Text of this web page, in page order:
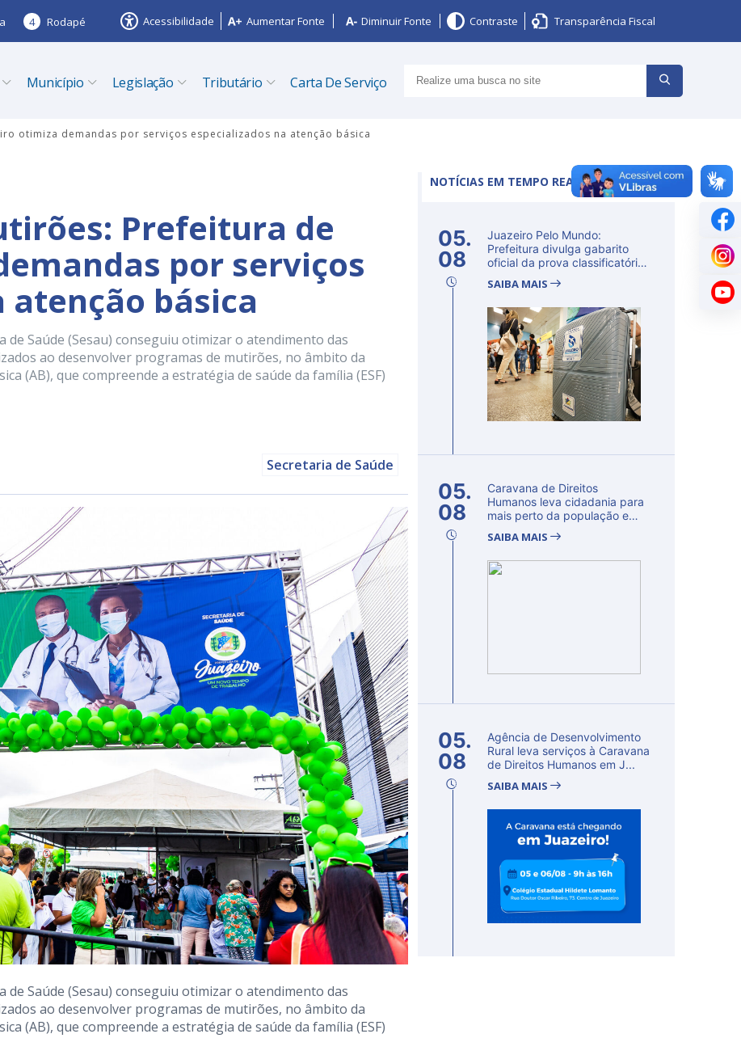
4 Rodapé Acessibilidade Aumentar Fonte Diminuir Fonte Contraste Transparência Fiscal
Município Legislação Tributário Carta De Serviço
otimiza demandas por serviços especializados na atenção básica
Prefeitura de
por serviços
atenção básica
Saúde (Sesau) conseguiu otimizar o atendimento das
ao desenvolver programas de mutirões, no âmbito da
(AB), que compreende a estratégia de saúde da família (ESF)
Secretaria de Saúde
Saúde (Sesau) conseguiu otimizar o atendimento das
ao desenvolver programas de mutirões, no âmbito da
(AB), que compreende a estratégia de saúde da família (ESF)
NOTÍCIAS EM TEMPO REAL
05.
08
Juazeiro Pelo Mundo:
Prefeitura divulga gabarito
oficial da prova classificatória
SAIBA MAIS
05.
08
Caravana de Direitos
Humanos leva cidadania para
mais perto da população e
SAIBA MAIS
05.
08
Agência de Desenvolvimento
Rural leva serviços à Caravana
de Direitos Humanos em J...
SAIBA MAIS